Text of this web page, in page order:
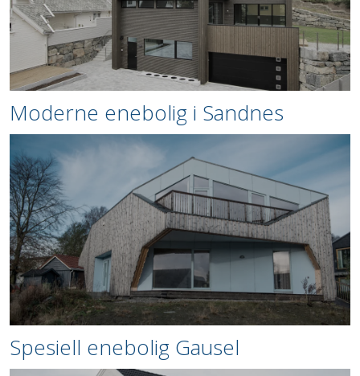
Moderne enebolig i Sandnes
Spesiell enebolig Gausel